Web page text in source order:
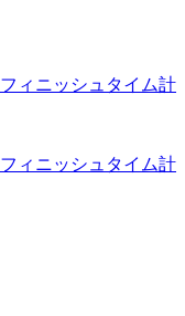
フィニッシュタイム計
フィニッシュタイム計